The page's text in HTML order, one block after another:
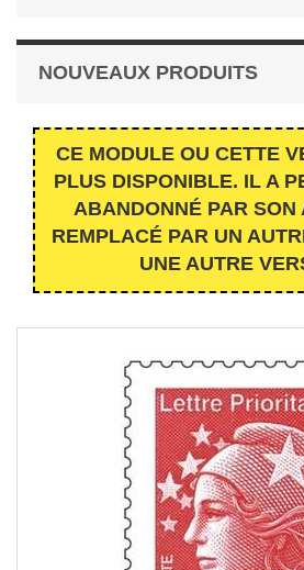
NOUVEAUX PRODUITS
CE MODULE OU CETTE
PLUS DISPONIBLE. IL A
ABANDONNÉ PAR SON
REMPLACÉ PAR UN
UNE AUTRE